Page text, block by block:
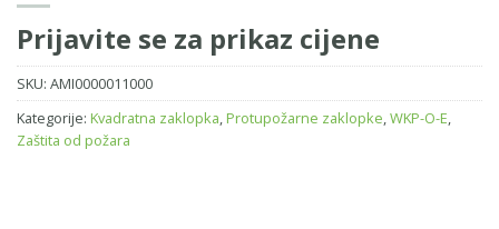
Prijavite se za prikaz cijene
SKU: AMI0000011000
Kategorije: Kvadratna zaklopka, Protupožarne zaklopke,WKP-O-E,
Zaštita od požara